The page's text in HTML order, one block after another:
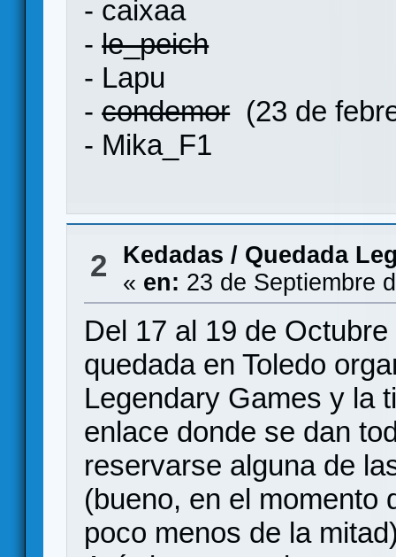
- caixaa
-le_peich
- Lapu
-condemor(23 de
- Mika_F1
2 Kedadas / Quedada
« en: 23 de Septiembre
Del 17 al 19 de
quedada en Toledo
Legendary Games y la
enlace donde se dan
reservarse alguna de
(bueno, en el momento
poco menos de la